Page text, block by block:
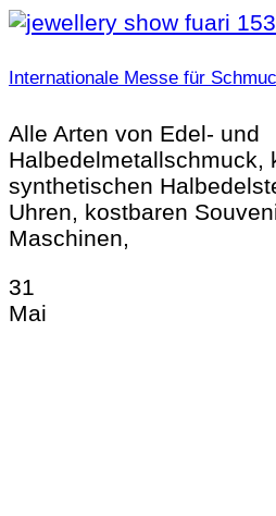
Internationale Messe für
Alle Arten von Edel- und
Halbedelmetallschmuck,
synthetischen
Uhren, kostbaren
Maschinen,
31
Mai